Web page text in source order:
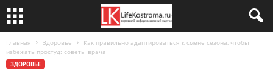
Главная Здоровье
Как правильно адаптироваться к смене сезона, чтобы
избежать простуд: советы врача
ЗДОРОВЬЕ